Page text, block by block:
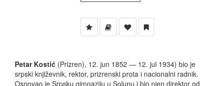
Petar Kostić (Prizren), 12. jun 1852 — 12. jul 1934) bio je
srpski književnik, rektor, prizrenski prota i nacionalni radnik.
Osnovao je Srpsku gimnaziju u Solunu i bio njen direktor od